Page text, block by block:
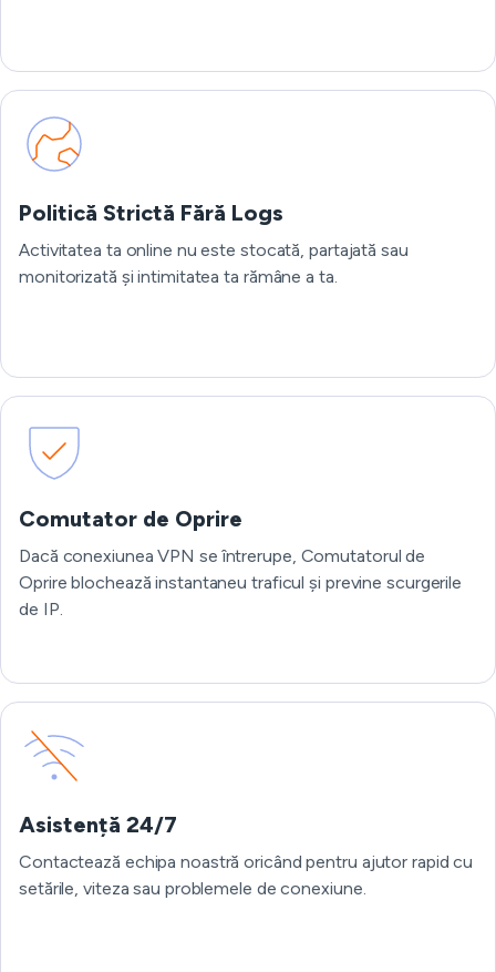
Politică Strictă Fără Logs
Activitatea ta online nu este stocată, partajată sau
monitorizată și intimitatea ta rămâne a ta.
Comutator de Oprire
Dacă conexiunea VPN se întrerupe, Comutatorul de
Oprire blochează instantaneu traficul și previne scurgerile
de IP.
Asistență 24/7
Contactează echipa noastră oricând pentru ajutor rapid cu
setările, viteza sau problemele de conexiune.